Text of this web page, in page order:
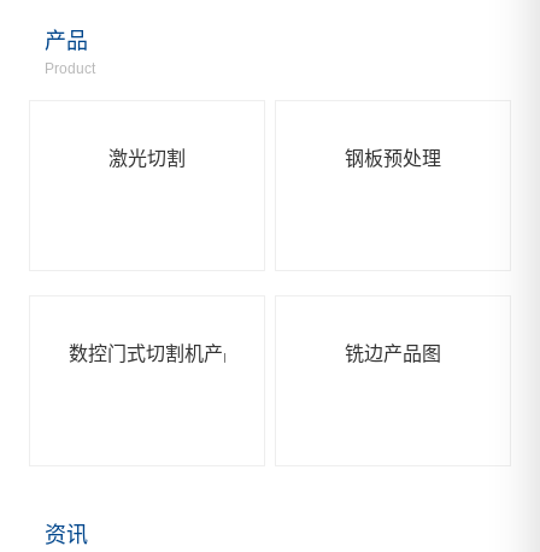
产品
Product
激光切割 钢板预处理
数控门式切割机产品图 铣边产品图
资讯